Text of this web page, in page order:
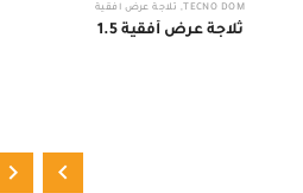
TECNO DOM
, ثلاجة عرض أفقية
ثلاجة عرض أفقية 1.5